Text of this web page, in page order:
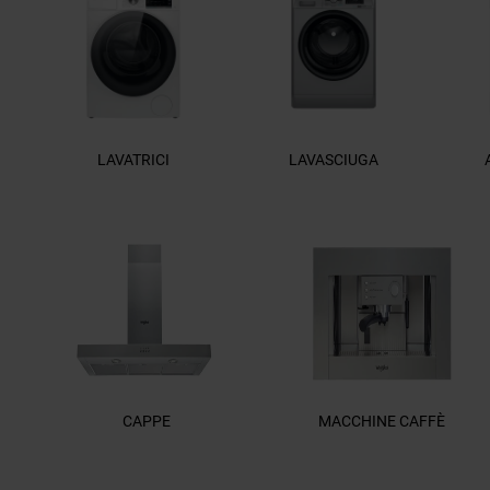
LAVATRICI LAVASCIUGA
CAPPE MACCHINE CAFFÈ